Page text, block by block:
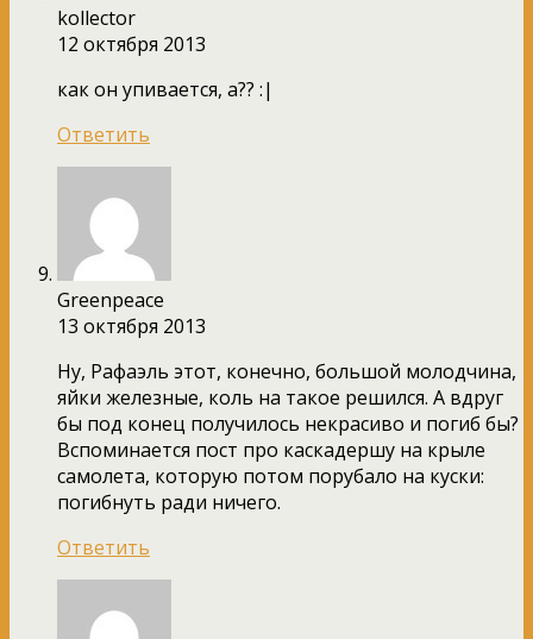
kollector
12 октября 2013
как он упивается, а?? :|
Ответить
Greenpeace
13 октября 2013
Ну, Рафаэль этот, конечно, большой молодчина,
яйки железные, коль на такое решился. А вдруг
бы под конец получилось некрасиво и погиб бы?
Вспоминается пост про каскадершу на крыле
самолета, которую потом порубало на куски:
погибнуть ради ничего.
Ответить